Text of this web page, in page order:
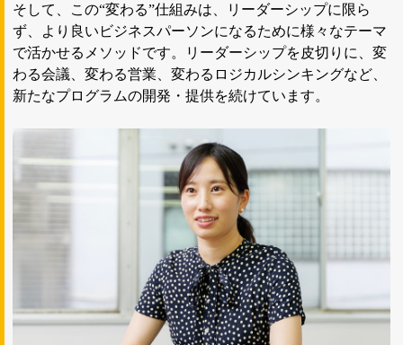
そして、この“変わる”仕組みは、リーダーシップに限ら
ず、より良いビジネスパーソンになるために様々なテーマ
で活かせるメソッドです。リーダーシップを皮切りに、変
わる会議、変わる営業、変わるロジカルシンキングなど、
新たなプログラムの開発・提供を続けています。